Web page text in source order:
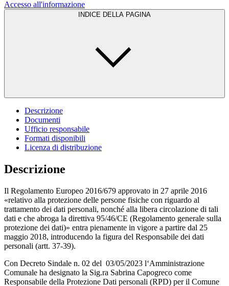
Accesso all'informazione
INDICE DELLA PAGINA
Descrizione
Documenti
Ufficio responsabile
Formati disponibili
Licenza di distribuzione
Descrizione
Il Regolamento Europeo 2016/679 approvato in 27 aprile 2016
«relativo alla protezione delle persone fisiche con riguardo al
trattamento dei dati personali, nonché alla libera circolazione di tali
dati e che abroga la direttiva 95/46/CE (Regolamento generale sulla
protezione dei dati)» entra pienamente in vigore a partire dal 25
maggio 2018, introducendo la figura del Responsabile dei dati
personali (artt. 37-39).
Con Decreto Sindale n. 02 del 03/05/2023 l‘Amministrazione
Comunale ha designato la Sig.ra Sabrina Capogreco come
Responsabile della Protezione Dati personali (RPD) per il Comune